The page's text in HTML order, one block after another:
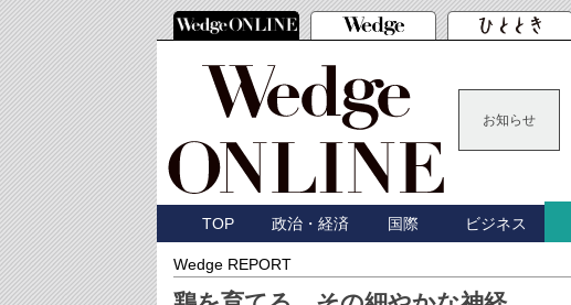
お知らせ
TOP 政治・経済 国際 ビジネス
Wedge REPORT